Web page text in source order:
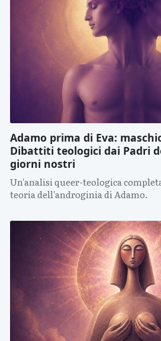
Adamo prima di Eva:
Dibattiti teologici dai Padri
giorni nostri
Un'analisi queer-teologica
teoria dell'androginia di Adamo.